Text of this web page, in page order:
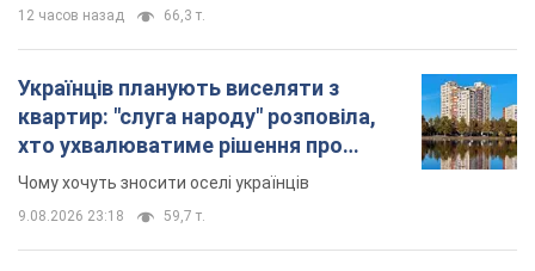
12 часов назад 66,3 т.
Українців планують виселяти з
квартир: "слуга народу" розповіла,
хто ухвалюватиме рішення про
знесення будинків
Чому хочуть зносити оселі українців
9.08.2026 23:18 59,7 т.